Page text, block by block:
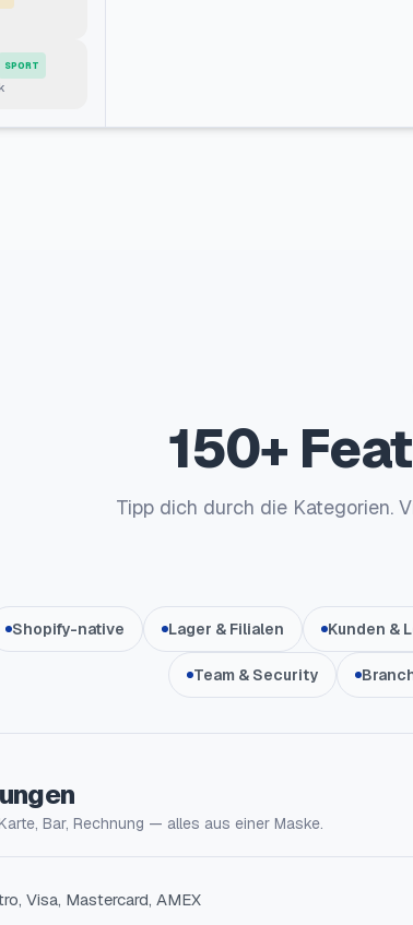
SPORT
150+
Tipp dich durch die Kategorien.
Shopify-native Lager & Filialen Kunden &
Team & Security
Bar, Rechnung — alles aus einer Maske.
Visa, Mastercard, AMEX